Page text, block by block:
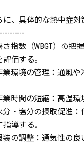
に、具体的な熱中症対
指数（WBGT）の把
評価する。
環境の管理：通風や
時間の短縮：高温環
・塩分の摂取促進：
指導する。
の調整：通気性の良